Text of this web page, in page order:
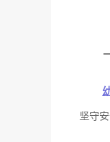
坚守